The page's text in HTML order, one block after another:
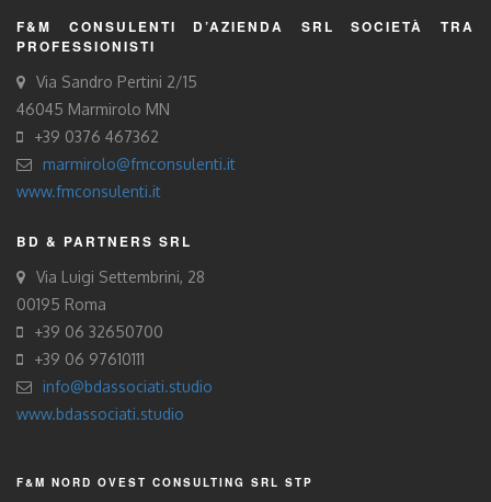
F&M CONSULENTI D’AZIENDA SRL SOCIETÀ TRA
PROFESSIONISTI
Via Sandro Pertini 2/15
46045 Marmirolo MN
+39 0376 467362
marmirolo@fmconsulenti.it
www.fmconsulenti.it
BD & PARTNERS SRL
Via Luigi Settembrini, 28
00195 Roma
+39 06 32650700
+39 06 97610111
info@bdassociati.studio
www.bdassociati.studio
F&M NORD OVEST CONSULTING SRL STP